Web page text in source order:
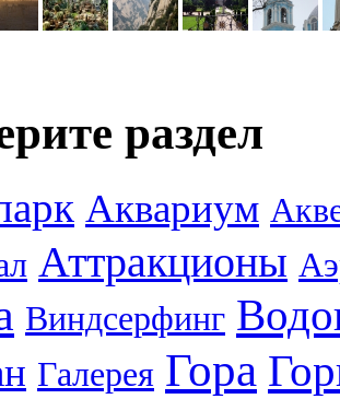
раздел
Аквариум
Аттракционы
Виндсерфинг
Галерея Гора